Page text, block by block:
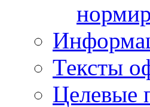
Тексты
Целевые